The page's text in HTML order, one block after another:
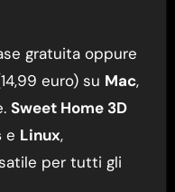
gratuita oppure
euro) su Mac,
Sweet Home 3D
e Linux,
per tutti gli